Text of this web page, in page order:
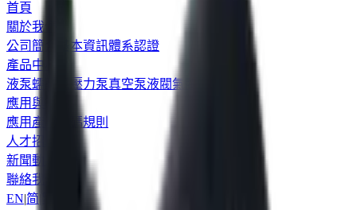
首頁
關於我們
公司簡介
基本資訊體系認證
產品中心
液泵蠕動泵 壓力泵真空泵液閥氣閥
應用與技術
應用 產品編碼規則
人才招聘
新聞動態
聯絡我們
EN|简